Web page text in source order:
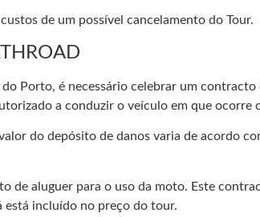
de um possível cancelamento do Tour.
Porto, é necessário celebrar um
a conduzir o veículo em que
do depósito de danos varia de acordo
de aluguer para o uso da moto. Este
está incluído no preço do tour.